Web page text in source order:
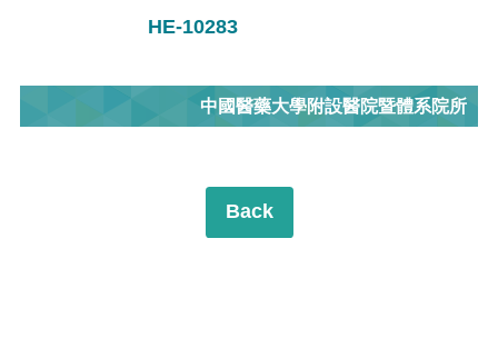
HE-10283
中國醫藥大學附設醫院暨體系院所
Back